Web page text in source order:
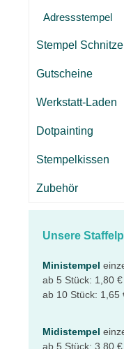
Adressstempel
Stempel
Gutscheine
Werkstatt-Laden
Dotpainting
Stempelkissen
Zubehör
Unsere
Ministempel
ab 5 Stück: 1,80
ab 10 Stück: 1,65
Midistempel
ab 5 Stück: 3,80